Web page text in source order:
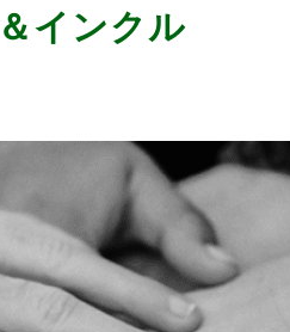
インクル